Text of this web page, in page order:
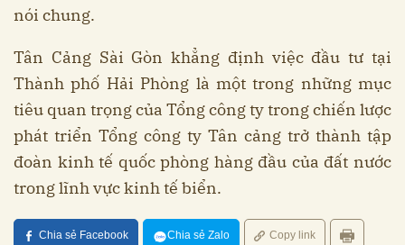
nói chung.
Tân Cảng Sài Gòn khẳng định việc đầu tư tại
Thành phố Hải Phòng là một trong những mục
tiêu quan trọng của Tổng công ty trong chiến lược
phát triển Tổng công ty Tân cảng trở thành tập
đoàn kinh tế quốc phòng hàng đầu của đất nước
trong lĩnh vực kinh tế biển.
Chia sẻ Facebook Chia sẻ Zalo Copy link